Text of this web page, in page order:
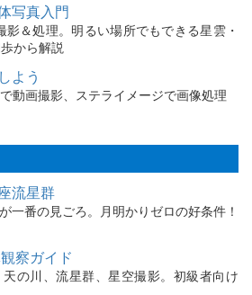
写真入門
影＆処理。明るい場所でもできる星雲・
から解説
よう
動画撮影、ステライメージで画像処理
流星群
一番の見ごろ。月明かりゼロの好条件！
察ガイド
の川、流星群、星空撮影。初級者向け